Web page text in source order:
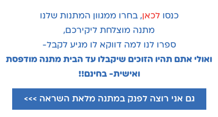
20.00
₪
–
80.00
₪
קוד המוצר: 1086
להתאמה אישית ולרכישה
כנסו לכאן, בחרו ממגוון המתנות שלנו
מתנה מוצלחת ליקירכם,
ספרו לנו למה דווקא לו מגיע לקבל-
ואולי אתם תהיו הזוכים שיקבלו עד הבית מתנה מודפסת
ואישית- בחינם!!
גם אני רוצה לפנק במתנה מלאת השראה >>>